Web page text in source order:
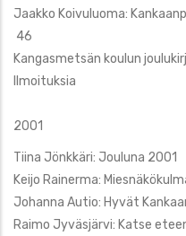
Jaakko Koivuluoma:
46
Kangasmetsän koulun
Ilmoituksia
2001
Tiina Jönkkäri: Jouluna 2001
Keijo Rainerma:
Johanna Autio: Hyvät
Raimo Jyväsjärvi: Katse